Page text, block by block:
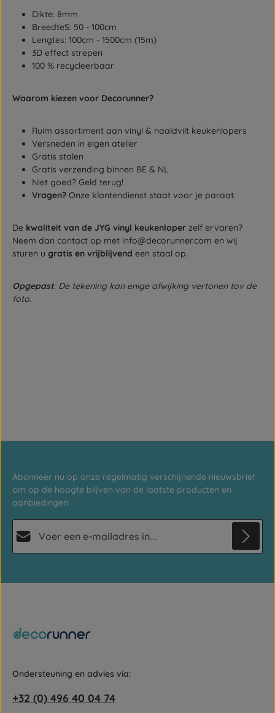
Dikte: 8mm
BreedteS: 50 - 100cm
Lengtes: 100cm - 1500cm (15m)
3D effect strepen
100 % recycleerbaar
Waarom kiezen voor Decorunner?
Ruim assortiment aan vinyl & naaldvilt keukenlopers
Versneden in eigen atelier
Gratis stalen
Gratis verzending binnen BE & NL
Niet goed? Geld terug!
Vragen? Onze klantendienst staat voor je paraat.
De kwaliteit van de JYG vinyl keukenloper zelf ervaren?
Neem dan contact op met info@decorunner.com en wij
sturen u gratis en vrijblijvend een staal op.
Opgepast: De tekening kan enige afwijking vertonen tov de
foto.
Abonneer nu op onze regelmatig verschijnende nieuwsbrief
om op de hoogte blijven van de laatste producten en
aanbiedingen.
Door doorgaan te selecteren, bevestigt u dat u onze
Ondersteuning en advies via:
+32 (0) 496 40 04 74